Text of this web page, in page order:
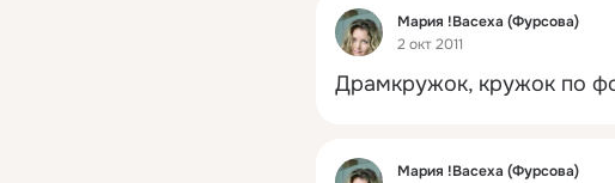
Фид
Мария !Васеха (Фурсова)
2 окт 2011
Драмкружок, кружок по
Фид
Мария !Васеха (Фурсова)